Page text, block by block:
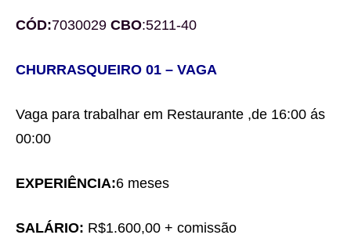
CÓD:7030029 CBO:5211-40
CHURRASQUEIRO 01 – VAGA
Vaga para trabalhar em Restaurante ,de 16:00 ás
00:00
EXPERIÊNCIA:6 meses
SALÁRIO: R$1.600,00 + comissão